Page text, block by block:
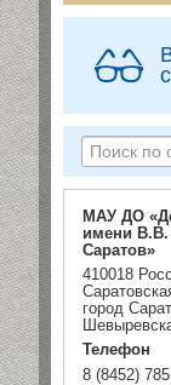
МАУ ДО
имени В.В.
Саратов»
410018
город
Телефон
8 (8452)